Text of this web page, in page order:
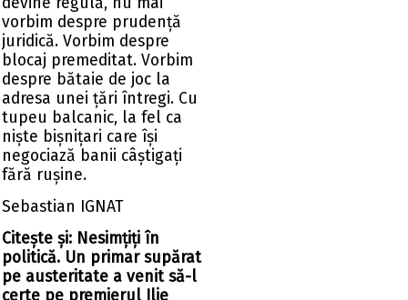
vorbim despre prudență
juridică. Vorbim despre
blocaj premeditat. Vorbim
despre bătaie de joc la
adresa unei țări întregi. Cu
tupeu balcanic, la fel ca
niște bișnițari care își
negociază banii câștigați
fără rușine.
Sebastian IGNAT
Citește și: Nesimțiți în
politică. Un primar supărat
pe austeritate a venit să-l
certe pe premierul Ilie